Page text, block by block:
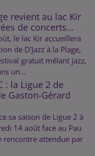
revient au lac Kir
de concerts...
le lac Kir accueillera
de D’Jazz à la Plage,
gratuit mêlant jazz,
un...
: la Ligue 2 de
Gaston-Gérard
sa saison de Ligue 2 à
14 août face au Pau
rencontre attendue par